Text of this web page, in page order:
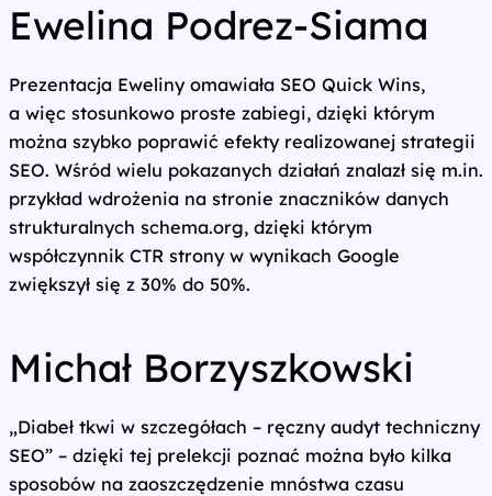
Ewelina Podrez-Siama
Prezentacja Eweliny omawiała SEO Quick Wins,
a więc stosunkowo proste zabiegi, dzięki którym
można szybko poprawić efekty realizowanej strategii
SEO. Wśród wielu pokazanych działań znalazł się m.in.
przykład wdrożenia na stronie znaczników danych
strukturalnych schema.org, dzięki którym
współczynnik CTR strony w wynikach Google
zwiększył się z 30% do 50%.
Michał Borzyszkowski
„Diabeł tkwi w szczegółach – ręczny audyt techniczny
SEO” – dzięki tej prelekcji poznać można było kilka
sposobów na zaoszczędzenie mnóstwa czasu